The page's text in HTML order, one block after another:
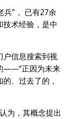
”， 已有27余
术经验，是中
信息搜索到视
——“正因为未来
、过去了的，
为，其概念提出